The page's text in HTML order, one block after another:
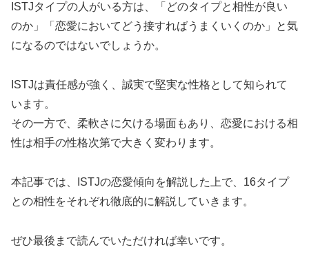
ISTJタイプの人がいる方は、「どのタイプと相性が良い
のか」「恋愛においてどう接すればうまくいくのか」と気
になるのではないでしょうか。
ISTJは責任感が強く、誠実で堅実な性格として知られて
います。
その一方で、柔軟さに欠ける場面もあり、恋愛における相
性は相手の性格次第で大きく変わります。
本記事では、ISTJの恋愛傾向を解説した上で、16タイプ
との相性をそれぞれ徹底的に解説していきます。
ぜひ最後まで読んでいただければ幸いです。